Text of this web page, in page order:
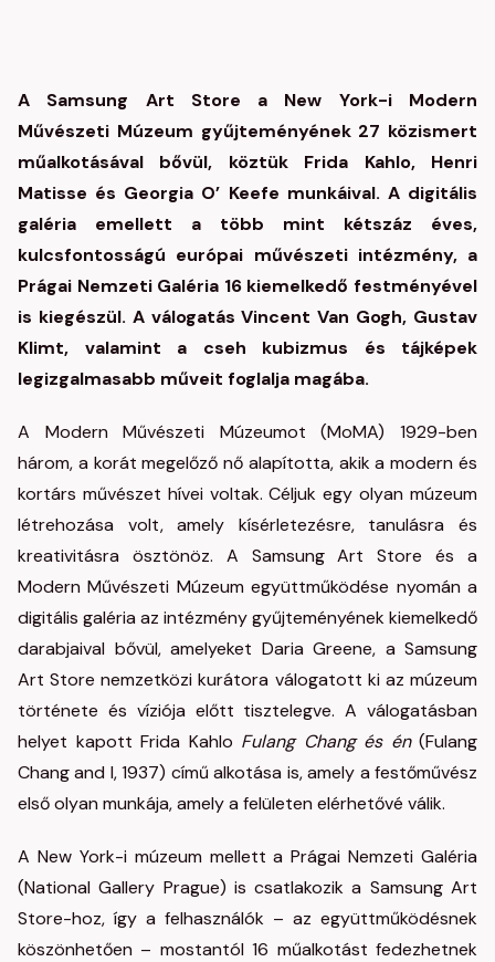
A Samsung Art Store a New York-i Modern
Művészeti Múzeum gyűjteményének 27 közismert
műalkotásával bővül, köztük Frida Kahlo, Henri
Matisse és Georgia O’ Keefe munkáival. A digitális
galéria emellett a több mint kétszáz éves,
kulcsfontosságú európai művészeti intézmény, a
Prágai Nemzeti Galéria 16 kiemelkedő festményével
is kiegészül. A válogatás Vincent Van Gogh, Gustav
Klimt, valamint a cseh kubizmus és tájképek
legizgalmasabb műveit foglalja magába.
A Modern Művészeti Múzeumot (MoMA) 1929-ben
három, a korát megelőző nő alapította, akik a modern és
kortárs művészet hívei voltak. Céljuk egy olyan múzeum
létrehozása volt, amely kísérletezésre, tanulásra és
kreativitásra ösztönöz. A Samsung Art Store és a
Modern Művészeti Múzeum együttműködése nyomán a
digitális galéria az intézmény gyűjteményének kiemelkedő
darabjaival bővül, amelyeket Daria Greene, a Samsung
Art Store nemzetközi kurátora válogatott ki az múzeum
története és víziója előtt tisztelegve. A válogatásban
helyet kapott Frida Kahlo Fulang Chang és én(Fulang
Chang and I, 1937) című alkotása is, amely a festőművész
első olyan munkája, amely a felületen elérhetővé válik.
A New York-i múzeum mellett a Prágai Nemzeti Galéria
(National Gallery Prague) is csatlakozik a Samsung Art
Store-hoz, így a felhasználók – az együttműködésnek
köszönhetően – mostantól 16 műalkotást fedezhetnek